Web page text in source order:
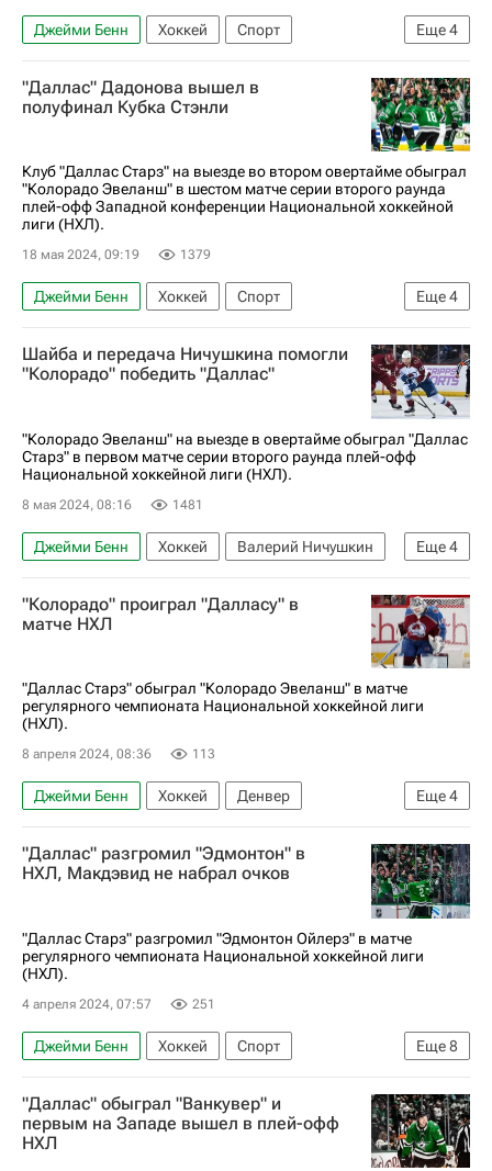
Еще4
Джейми Бенн Хоккей
Спорт
Евгений Дадонов
Мэтт Дюшен
Даллас Старз
Чикаго Блэкхокс
"Даллас" Дадонова вышел в
полуфинал Кубка Стэнли
Клуб "Даллас Старз" на выезде во втором овертайме обыграл
"Колорадо Эвеланш" в шестом матче серии второго раунда
плей-офф Западной конференции Национальной хоккейной
лиги (НХЛ).
18 мая 2024, 09:19 1379
Еще4
Джейми Бенн Хоккей
Спорт
Евгений Дадонов
Микко Рантанен
Даллас Старз
Колорадо Эвеланш
Шайба и передача Ничушкина помогли
"Колорадо" победить "Даллас"
"Колорадо Эвеланш" на выезде в овертайме обыграл "Даллас
Старз" в первом матче серии второго раунда плей-офф
Национальной хоккейной лиги (НХЛ).
8 мая 2024, 08:16 1481
Еще4
Джейми Бенн Хоккей
Валерий Ничушкин
Колорадо Эвеланш
Райан Сутер
Даллас Старз
Спорт
"Колорадо" проиграл "Далласу" в
матче НХЛ
"Даллас Старз" обыграл "Колорадо Эвеланш" в матче
регулярного чемпионата Национальной хоккейной лиги
(НХЛ).
8 апреля 2024, 08:36 113
Еще4
Джейми Бенн Хоккей
Денвер
Мэтт Дюшен
Роопе Хинц
Даллас Старз
Колорадо Эвеланш
"Даллас" разгромил "Эдмонтон" в
НХЛ, Макдэвид не набрал очков
"Даллас Старз" разгромил "Эдмонтон Ойлерз" в матче
регулярного чемпионата Национальной хоккейной лиги
(НХЛ).
4 апреля 2024, 07:57 251
Еще8
Джейми Бенн Хоккей
Спорт
Олимпийские игры
Даллас
Радек Факса
Тайлер Сегин
Даллас Старз
Эдмонтон Ойлерз
"Даллас" обыграл "Ванкувер" и
первым на Западе вышел в плей-офф
НХЛ